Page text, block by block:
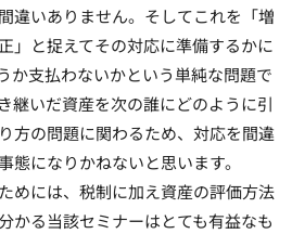
違いありません。そしてこれを「増
」と捉えてその対応に準備するかに
か支払わないかという単純な問題で
継いだ資産を次の誰にどのように引
方の問題に関わるため、対応を間違
態になりかねないと思います。
めには、税制に加え資産の評価方法
かる当該セミナーはとても有益なも